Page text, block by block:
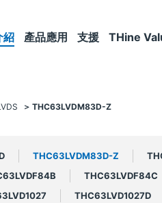
紹 產品應用 支援 THine
THC63LVDM83D-Z
THC63LVDM83D-Z
THC63LVDF84C
THC63LVD1027D